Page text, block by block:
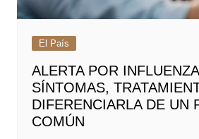
El País
ALERTA POR
SÍNTOMAS,
DIFERENCIARLA DE UN
COMÚN